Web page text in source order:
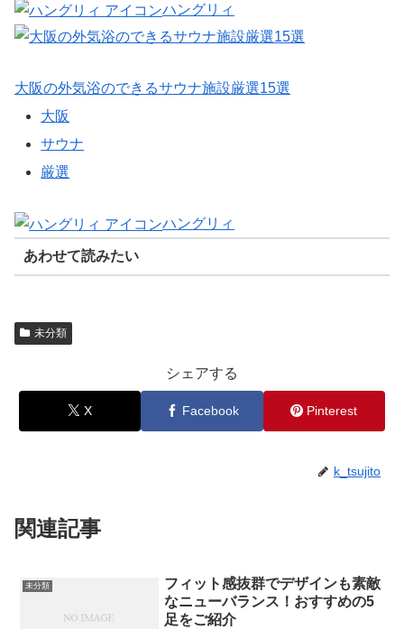
ハングリィ
大阪の外気浴のできるサウナ施設厳選15選
大阪
サウナ
厳選
ハングリィ
あわせて読みたい
未分類
シェアする
X Facebook Pinterest
k_tsujito
関連記事
未分類
フィット感抜群でデザインも素敵
なニューバランス！おすすめの5
足をご紹介